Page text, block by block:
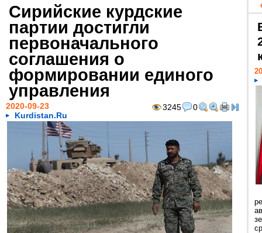
Сирийские курдские
партии достигли
первоначального
соглашения о
формировании единого
управления
3245 0
2020-09-23
Kurdistan.Ru